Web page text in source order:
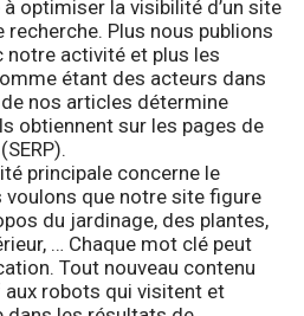
optimiser la visibilité d’un site
Plus nous publions
notre activité et plus les
étant des acteurs dans
nos articles détermine
obtiennent sur les pages de
principale concerne le
que notre site figure
du jardinage, des plantes,
… Chaque mot clé peut
Tout nouveau contenu
robots qui visitent et